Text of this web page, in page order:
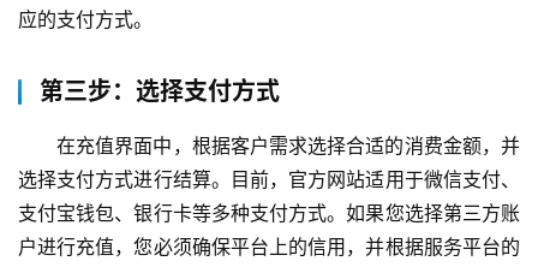
应的支付方式。
第三步：选择支付方式
在充值界面中，根据客户需求选择合适的消费金额，并
选择支付方式进行结算。目前，官方网站适用于微信支付、
支付宝钱包、银行卡等多种支付方式。如果您选择第三方账
户进行充值，您必须确保平台上的信用，并根据服务平台的